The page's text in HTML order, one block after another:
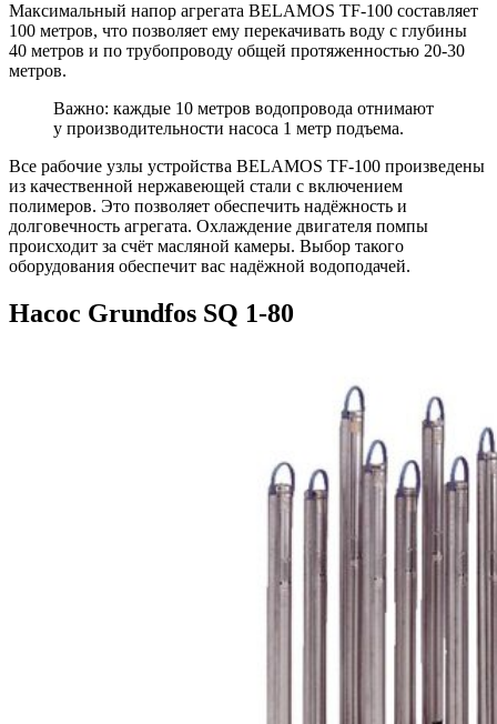
Максимальный напор агрегата BELAMOS TF-100 составляет
100 метров, что позволяет ему перекачивать воду с глубины
40 метров и по трубопроводу общей протяженностью 20-30
метров.
Важно: каждые 10 метров водопровода отнимают
у производительности насоса 1 метр подъема.
Все рабочие узлы устройства BELAMOS TF-100 произведены
из качественной нержавеющей стали с включением
полимеров. Это позволяет обеспечить надёжность и
долговечность агрегата. Охлаждение двигателя помпы
происходит за счёт масляной камеры. Выбор такого
оборудования обеспечит вас надёжной водоподачей.
Насос Grundfos SQ 1-80